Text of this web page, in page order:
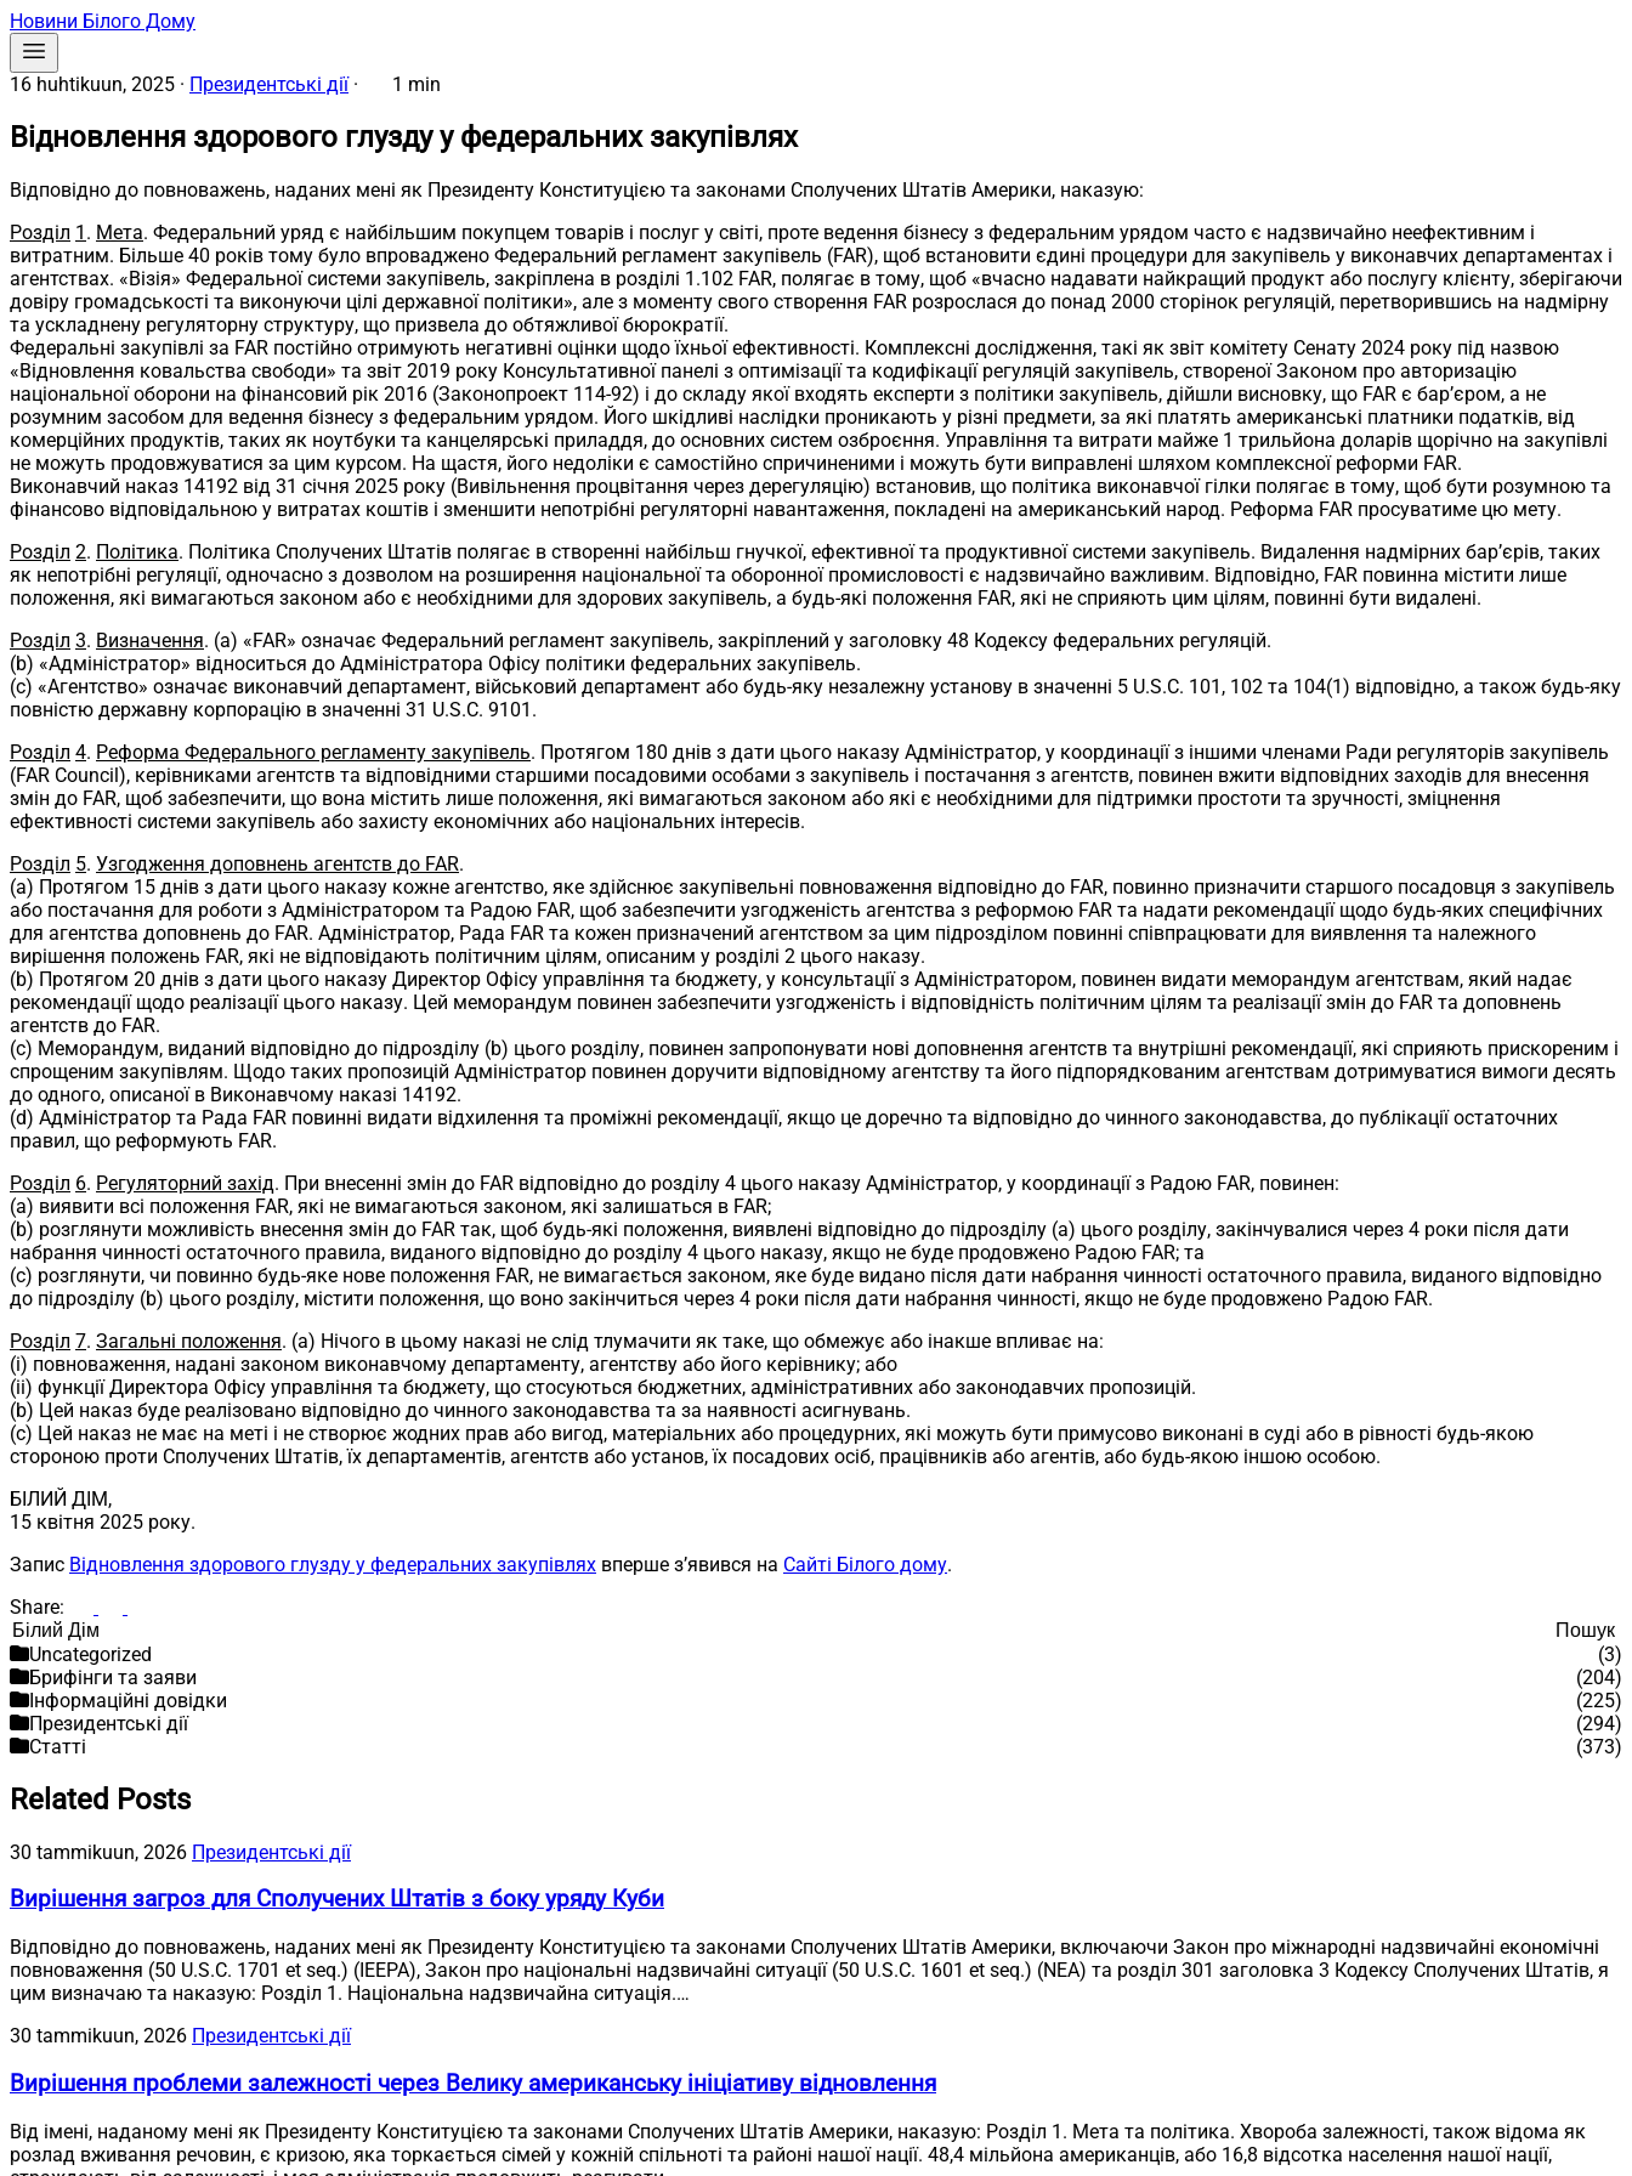
Новини Білого Дому
16 huhtikuun, 2025 · Президентські дії · 1 min
Відновлення здорового глузду у федеральних закупівлях
Відповідно до повноважень, наданих мені як Президенту Конституцією та законами Сполучених Штатів Америки, наказую:
Розділ 1 . Мета. Федеральний уряд є найбільшим покупцем товарів і послуг у світі, проте ведення бізнесу з федеральним урядом часто є надзвичайно неефективним і
витратним. Більше 40 років тому було впроваджено Федеральний регламент закупівель (FAR), щоб встановити єдині процедури для закупівель у виконавчих департаментах і
агентствах. «Візія» Федеральної системи закупівель, закріплена в розділі 1.102 FAR, полягає в тому, щоб «вчасно надавати найкращий продукт або послугу клієнту, зберігаючи
довіру громадськості та виконуючи цілі державної політики», але з моменту свого створення FAR розрослася до понад 2000 сторінок регуляцій, перетворившись на надмірну
та ускладнену регуляторну структуру, що призвела до обтяжливої бюрократії.
Федеральні закупівлі за FAR постійно отримують негативні оцінки щодо їхньої ефективності. Комплексні дослідження, такі як звіт комітету Сенату 2024 року під назвою
«Відновлення ковальства свободи» та звіт 2019 року Консультативної панелі з оптимізації та кодифікації регуляцій закупівель, створеної Законом про авторизацію
національної оборони на фінансовий рік 2016 (Законопроект 114-92) і до складу якої входять експерти з політики закупівель, дійшли висновку, що FAR є бар’єром, а не
розумним засобом для ведення бізнесу з федеральним урядом. Його шкідливі наслідки проникають у різні предмети, за які платять американські платники податків, від
комерційних продуктів, таких як ноутбуки та канцелярські приладдя, до основних систем озброєння. Управління та витрати майже 1 трильйона доларів щорічно на закупівлі
не можуть продовжуватися за цим курсом. На щастя, його недоліки є самостійно спричиненими і можуть бути виправлені шляхом комплексної реформи FAR.
Виконавчий наказ 14192 від 31 січня 2025 року (Вивільнення процвітання через дерегуляцію) встановив, що політика виконавчої гілки полягає в тому, щоб бути розумною та
фінансово відповідальною у витратах коштів і зменшити непотрібні регуляторні навантаження, покладені на американський народ. Реформа FAR просуватиме цю мету.
Розділ 2. Політика. Політика Сполучених Штатів полягає в створенні найбільш гнучкої, ефективної та продуктивної системи закупівель. Видалення надмірних бар’єрів, таких
як непотрібні регуляції, одночасно з дозволом на розширення національної та оборонної промисловості є надзвичайно важливим. Відповідно, FAR повинна містити лише
положення, які вимагаються законом або є необхідними для здорових закупівель, а будь-які положення FAR, які не сприяють цим цілям, повинні бути видалені.
Розділ 3. Визначення. (a) «FAR» означає Федеральний регламент закупівель, закріплений у заголовку 48 Кодексу федеральних регуляцій.
(b) «Адміністратор» відноситься до Адміністратора Офісу політики федеральних закупівель.
(c) «Агентство» означає виконавчий департамент, військовий департамент або будь-яку незалежну установу в значенні 5 U.S.C. 101, 102 та 104(1) відповідно, а також будь-яку
повністю державну корпорацію в значенні 31 U.S.C. 9101.
Розділ 4. Реформа Федерального регламенту закупівель. Протягом 180 днів з дати цього наказу Адміністратор, у координації з іншими членами Ради регуляторів закупівель
(FAR Council), керівниками агентств та відповідними старшими посадовими особами з закупівель і постачання з агентств, повинен вжити відповідних заходів для внесення
змін до FAR, щоб забезпечити, що вона містить лише положення, які вимагаються законом або які є необхідними для підтримки простоти та зручності, зміцнення
ефективності системи закупівель або захисту економічних або національних інтересів.
Розділ 5. Узгодження доповнень агентств до FAR.
(a) Протягом 15 днів з дати цього наказу кожне агентство, яке здійснює закупівельні повноваження відповідно до FAR, повинно призначити старшого посадовця з закупівель
або постачання для роботи з Адміністратором та Радою FAR, щоб забезпечити узгодженість агентства з реформою FAR та надати рекомендації щодо будь-яких специфічних
для агентства доповнень до FAR. Адміністратор, Рада FAR та кожен призначений агентством за цим підрозділом повинні співпрацювати для виявлення та належного
вирішення положень FAR, які не відповідають політичним цілям, описаним у розділі 2 цього наказу.
(b) Протягом 20 днів з дати цього наказу Директор Офісу управління та бюджету, у консультації з Адміністратором, повинен видати меморандум агентствам, який надає
рекомендації щодо реалізації цього наказу. Цей меморандум повинен забезпечити узгодженість і відповідність політичним цілям та реалізації змін до FAR та доповнень
агентств до FAR.
(c) Меморандум, виданий відповідно до підрозділу (b) цього розділу, повинен запропонувати нові доповнення агентств та внутрішні рекомендації, які сприяють прискореним і
спрощеним закупівлям. Щодо таких пропозицій Адміністратор повинен доручити відповідному агентству та його підпорядкованим агентствам дотримуватися вимоги десять
до одного, описаної в Виконавчому наказі 14192.
(d) Адміністратор та Рада FAR повинні видати відхилення та проміжні рекомендації, якщо це доречно та відповідно до чинного законодавства, до публікації остаточних
правил, що реформують FAR.
Розділ 6. Регуляторний захід. При внесенні змін до FAR відповідно до розділу 4 цього наказу Адміністратор, у координації з Радою FAR, повинен:
(a) виявити всі положення FAR, які не вимагаються законом, які залишаться в FAR;
(b) розглянути можливість внесення змін до FAR так, щоб будь-які положення, виявлені відповідно до підрозділу (a) цього розділу, закінчувалися через 4 роки після дати
набрання чинності остаточного правила, виданого відповідно до розділу 4 цього наказу, якщо не буде продовжено Радою FAR; та
(c) розглянути, чи повинно будь-яке нове положення FAR, не вимагається законом, яке буде видано після дати набрання чинності остаточного правила, виданого відповідно
до підрозділу (b) цього розділу, містити положення, що воно закінчиться через 4 роки після дати набрання чинності, якщо не буде продовжено Радою FAR.
Розділ 7. Загальні положення. (a) Нічого в цьому наказі не слід тлумачити як таке, що обмежує або інакше впливає на:
(i) повноваження, надані законом виконавчому департаменту, агентству або його керівнику; або
(ii) функції Директора Офісу управління та бюджету, що стосуються бюджетних, адміністративних або законодавчих пропозицій.
(b) Цей наказ буде реалізовано відповідно до чинного законодавства та за наявності асигнувань.
(c) Цей наказ не має на меті і не створює жодних прав або вигод, матеріальних або процедурних, які можуть бути примусово виконані в суді або в рівності будь-якою
стороною проти Сполучених Штатів, їх департаментів, агентств або установ, їх посадових осіб, працівників або агентів, або будь-якою іншою особою.
БІЛИЙ ДІМ,
15 квітня 2025 року.
Запис Відновлення здорового глузду у федеральних закупівлях вперше з’явився на Сайті Білого дому.
Share:
Пошук
Пошук
Uncategorized
(3)
Брифінги та заяви
(204)
Інформаційні довідки
(225)
Президентські дії
(294)
Статті
(373)
Related Posts
30 tammikuun, 2026 Президентські дії
Вирішення загроз для Сполучених Штатів з боку уряду Куби
Відповідно до повноважень, наданих мені як Президенту Конституцією та законами Сполучених Штатів Америки, включаючи Закон про міжнародні надзвичайні економічні
повноваження (50 U.S.C. 1701 et seq.) (IEEPA), Закон про національні надзвичайні ситуації (50 U.S.C. 1601 et seq.) (NEA) та розділ 301 заголовка 3 Кодексу Сполучених Штатів, я
цим визначаю та наказую: Розділ 1. Національна надзвичайна ситуація.…
30 tammikuun, 2026 Президентські дії
Вирішення проблеми залежності через Велику американську ініціативу відновлення
Від імені, наданому мені як Президенту Конституцією та законами Сполучених Штатів Америки, наказую: Розділ 1. Мета та політика. Хвороба залежності, також відома як
розлад вживання речовин, є кризою, яка торкається сімей у кожній спільноті та районі нашої нації. 48,4 мільйона американців, або 16,8 відсотка населення нашої нації,